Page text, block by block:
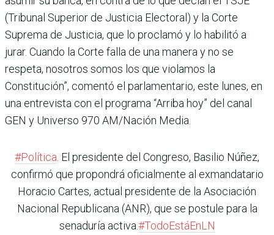
(Tribunal Superior de Justicia Electoral) y la Corte
Suprema de Justicia, que lo proclamó y lo habilitó a
jurar. Cuando la Corte falla de una manera y no se
respeta, nosotros somos los que violamos la
Constitución”, comentó el parlamentario, este lunes, en
una entrevista con el programa “Arriba hoy” del canal
GEN y Universo 970 AM/Nación Media.
#Política . El presidente del Congreso, Basilio Núñez,
confirmó que propondrá oficialmente al exmandatario
Horacio Cartes, actual presidente de la Asociación
Nacional Republicana (ANR), que se postule para la
senaduría activa.#TodoEstáEnLN